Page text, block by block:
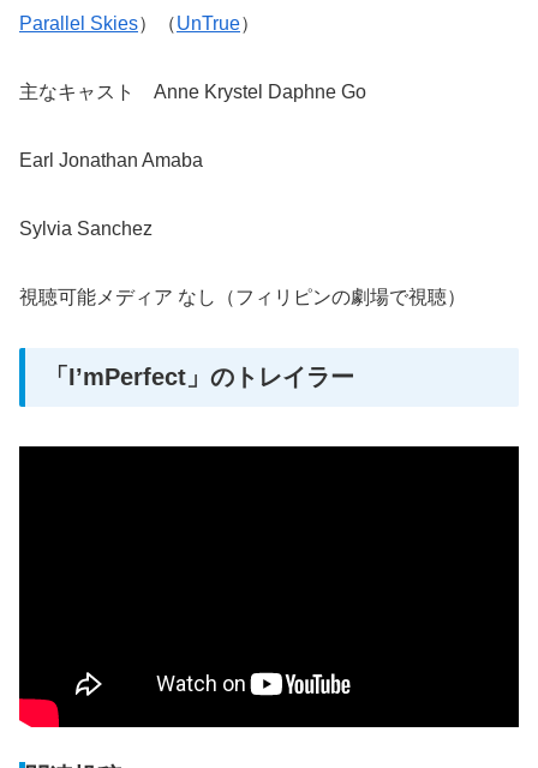
Parallel Skies）（UnTrue）
主なキャスト Anne Krystel Daphne Go
Earl Jonathan Amaba
Sylvia Sanchez
視聴可能メディア なし（フィリピンの劇場で視聴）
「I’mPerfect」のトレイラー